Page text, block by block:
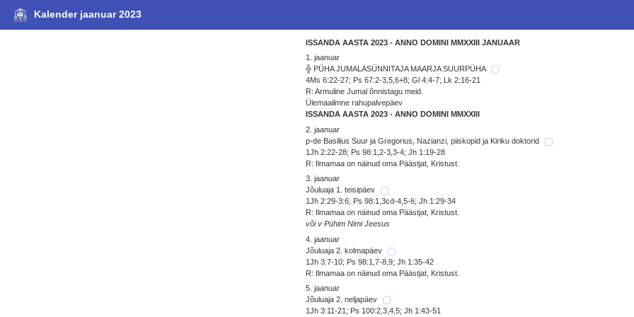
Kalender jaanuar 2023
ISSANDA AASTA 2023 - ANNO DOMINI MMXXIII JANUAAR
1. jaanuar
╬ PÜHA JUMALASÜNNITAJA MAARJA SUURPÜHA
4Ms 6:22-27; Ps 67:2-3,5,6+8; Gl 4:4-7; Lk 2:16-21
R: Armuline Jumal õnnistagu meid.
Ülemaailmne rahupalvepäev
ISSANDA AASTA 2023 - ANNO DOMINI MMXXIII
2. jaanuar
p-de Basilius Suur ja Gregorius, Nazianzi, piiskopid ja Kiriku doktorid
1Jh 2:22-28; Ps 98:1,2-3,3-4; Jh 1:19-28
R: Ilmamaa on näinud oma Päästjat, Kristust.
3. jaanuar
Jõuluaja 1. teisipäev
1Jh 2:29-3:6; Ps 98:1,3cd-4,5-6; Jh 1:29-34
R: Ilmamaa on näinud oma Päästjat, Kristust.
või v Pühim Nimi Jeesus
4. jaanuar
Jõuluaja 2. kolmapäev
1Jh 3:7-10; Ps 98:1,7-8,9; Jh 1:35-42
R: Ilmamaa on näinud oma Päästjat, Kristust.
5. jaanuar
Jõuluaja 2. neljapäev
1Jh 3:11-21; Ps 100:2,3,4,5; Jh 1:43-51